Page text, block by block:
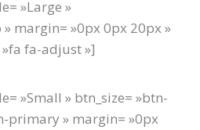
»Large »
margin= »0px 0px 20px »
fa-adjust »]
»Small » btn_size= »btn-
primary » margin= »0px